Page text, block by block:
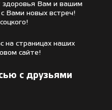
здоровья Вам и вашим
Вами новых встреч!
на страницах наших
сайте!
с друзьями